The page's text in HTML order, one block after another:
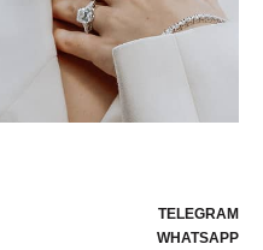
TELEGRAM
WHATSAPP